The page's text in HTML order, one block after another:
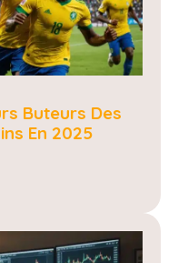
Buteurs Des
En 2025